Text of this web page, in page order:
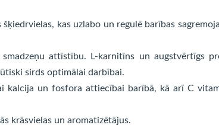
kas uzlabo un regulē barības
attīstību. L-karnitīns un augstvērtīgs
sirds optimālai darbībai.
kalcija un fosfora attiecībai barībā, kā arī C
krāsvielas un aromatizētājus.